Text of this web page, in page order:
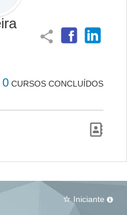
share
0 CURSOS CONCLUÍDOS
star_border Iniciante